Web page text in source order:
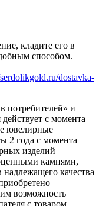
кладите его в
способом.
dostavka-
потребителей» и
с момента
ювелирные
2 года с момента
изделий
камнями,
качества
возможность
с товаром